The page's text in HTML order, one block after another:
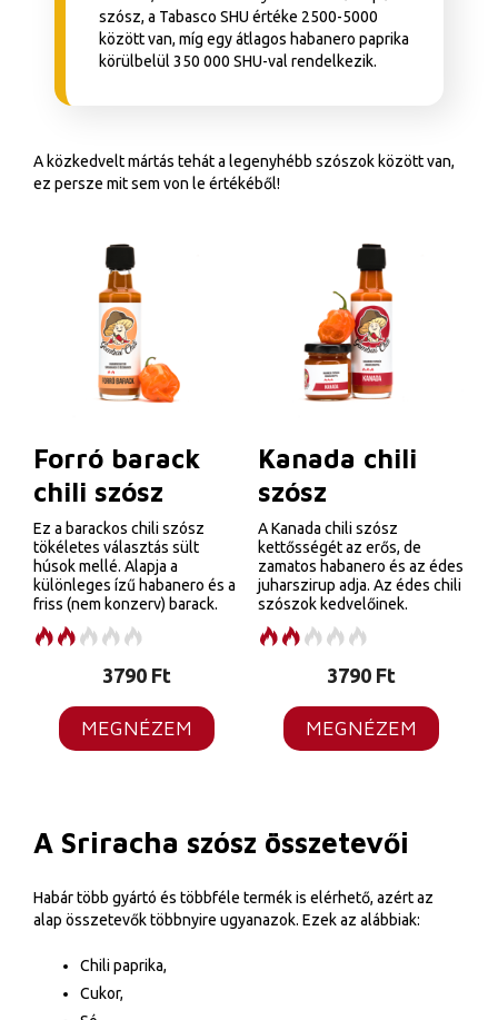
szósz, a Tabasco SHU értéke 2500-5000
között van, míg egy átlagos habanero paprika
körülbelül 350 000 SHU-val rendelkezik.
A közkedvelt mártás tehát a legenyhébb szószok között van,
ez persze mit sem von le értékéből!
Forró barack
chili szósz
Ez a barackos chili szósz
tökéletes választás sült
húsok mellé. Alapja a
különleges ízű habanero és a
friss (nem konzerv) barack.
3790 Ft
MEGNÉZEM
Kanada chili
szósz
A Kanada chili szósz
kettősségét az erős, de
zamatos habanero és az édes
juharszirup adja. Az édes chili
szószok kedvelőinek.
3790 Ft
MEGNÉZEM
A Sriracha szósz összetevői
Habár több gyártó és többféle termék is elérhető, azért az
alap összetevők többnyire ugyanazok. Ezek az alábbiak:
Chili paprika,
Cukor,